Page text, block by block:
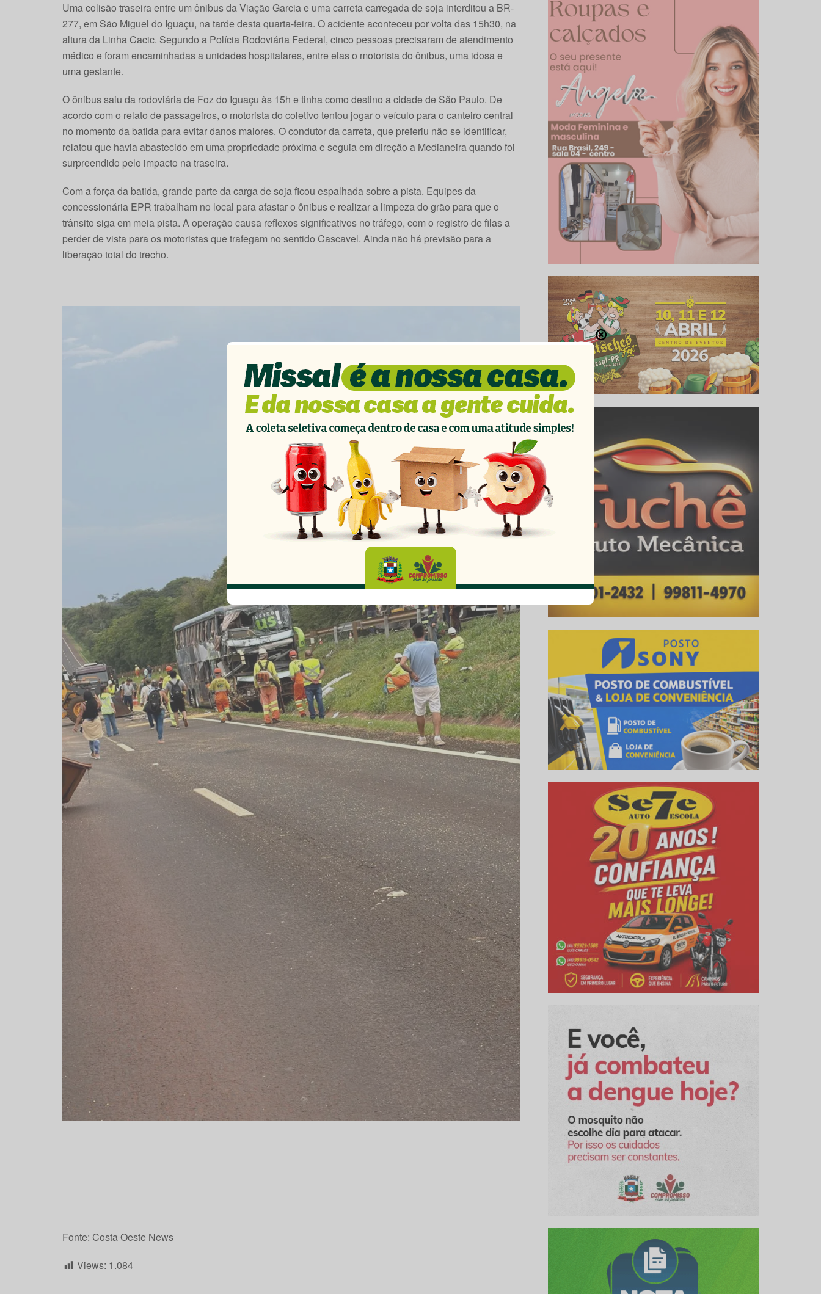
Uma colisão traseira entre um ônibus da Viação Garcia e uma carreta carregada de soja interditou a BR-
277, em São Miguel do Iguaçu, na tarde desta quarta-feira. O acidente aconteceu por volta das 15h30, na
altura da Linha Cacic. Segundo a Polícia Rodoviária Federal, cinco pessoas precisaram de atendimento
médico e foram encaminhadas a unidades hospitalares, entre elas o motorista do ônibus, uma idosa e
uma gestante.
O ônibus saiu da rodoviária de Foz do Iguaçu às 15h e tinha como destino a cidade de São Paulo. De
acordo com o relato de passageiros, o motorista do coletivo tentou jogar o veículo para o canteiro central
no momento da batida para evitar danos maiores. O condutor da carreta, que preferiu não se identificar,
relatou que havia abastecido em uma propriedade próxima e seguia em direção a Medianeira quando foi
surpreendido pelo impacto na traseira.
Com a força da batida, grande parte da carga de soja ficou espalhada sobre a pista. Equipes da
concessionária EPR trabalham no local para afastar o ônibus e realizar a limpeza do grão para que o
trânsito siga em meia pista. A operação causa reflexos significativos no tráfego, com o registro de filas a
perder de vista para os motoristas que trafegam no sentido Cascavel. Ainda não há previsão para a
liberação total do trecho.
Fonte: Costa Oeste News
Views: 1.084
This popup will close in:13